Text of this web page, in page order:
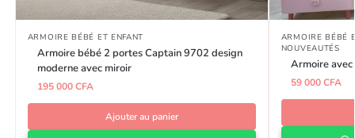
ARMOIRE BÉBÉ ET ENFANT
Armoire bébé 2 portes Captain 9702 design
moderne avec miroir
195 000CFA
Ajouter au panier
ARMOIRE BÉBÉ
NOUVEAUTÉS
Armoire
59 000CFA